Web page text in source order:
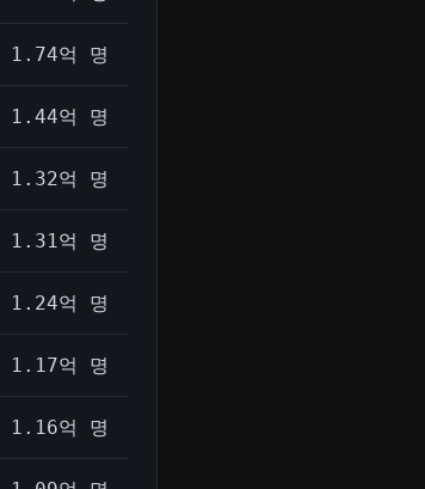
1.74억 명
1.44억 명
1.32억 명
1.31억 명
1.24억 명
1.17억 명
1.16억 명